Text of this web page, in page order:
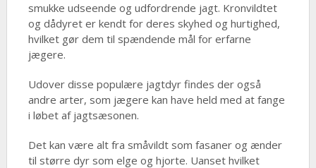
smukke udseende og udfordrende jagt. Kronvildtet
og dådyret er kendt for deres skyhed og hurtighed,
hvilket gør dem til spændende mål for erfarne
jægere.
Udover disse populære jagtdyr findes der også
andre arter, som jægere kan have held med at fange
i løbet af jagtsæsonen.
Det kan være alt fra småvildt som fasaner og ænder
til større dyr som elge og hjorte. Uanset hvilket